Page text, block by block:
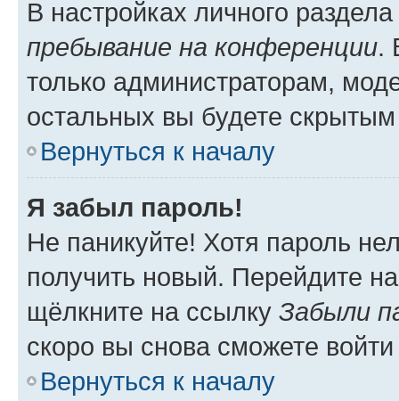
В настройках личного
пребывание на конференции.
только администраторам,
остальных вы будете
Вернуться к началу
Я забыл пароль!
Не паникуйте! Хотя пароль
получить новый. Перейдите
щёлкните на ссылку Забыли
скоро вы снова сможете
Вернуться к началу